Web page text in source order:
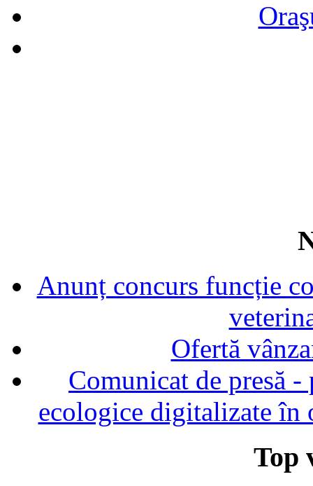
Anunț concurs funcție
Ofertă
Comunicat de presă
ecologice digitalizate în
Top